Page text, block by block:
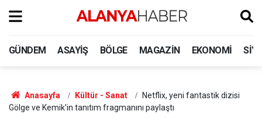
GÜNDEM ASAYIŞ BÖLGE MAGAZIN EKONOMI
Anasayfa Kültür - Sanat
Netflix, yeni fantastik dizisi
Gölge ve Kemik'in tanıtım fragmanını paylaştı